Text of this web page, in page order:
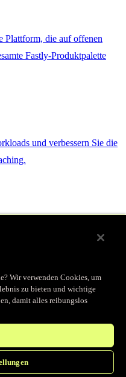
Plattform, die auf offenen
Fastly-Produktpalette
und verbessern Sie die
Zugriff auf das
antreibt.
Wir verwenden Cookies, um
zu bieten und wichtige
damit alles reibungslos